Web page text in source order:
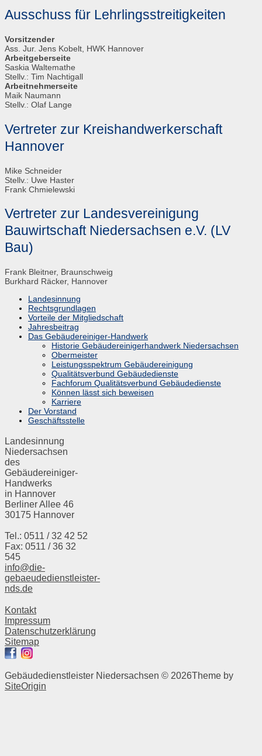
Ausschuss für Lehrlingsstreitigkeiten
Vorsitzender
Ass. Jur. Jens Kobelt, HWK Hannover
Arbeitgeberseite
Saskia Waltemathe
Stellv.: Tim Nachtigall
Arbeitnehmerseite
Maik Naumann
Stellv.: Olaf Lange
Vertreter zur Kreishandwerkerschaft
Hannover
Mike Schneider
Stellv.: Uwe Haster
Frank Chmielewski
Vertreter zur Landesvereinigung
Bauwirtschaft Niedersachsen e.V. (LV
Bau)
Frank Bleitner, Braunschweig
Burkhard Räcker, Hannover
Landesinnung
Rechtsgrundlagen
Vorteile der Mitgliedschaft
Jahresbeitrag
Das Gebäudereiniger-Handwerk
Historie Gebäudereinigerhandwerk Niedersachsen
Obermeister
Leistungsspektrum Gebäudereinigung
Qualitätsverbund Gebäudedienste
Fachforum Qualitätsverbund Gebäudedienste
Können lässt sich beweisen
Karriere
Der Vorstand
Geschäftsstelle
Landesinnung
Niedersachsen
des
Gebäudereiniger-
Handwerks
in Hannover
Berliner Allee 46
30175 Hannover
Tel.: 0511 / 32 42 52
Fax: 0511 / 36 32
545
info@die-
gebaeudedienstleister-
nds.de
Kontakt
Impressum
Datenschutzerklärung
Sitemap
Gebäudedienstleister Niedersachsen © 2026Theme by
SiteOrigin